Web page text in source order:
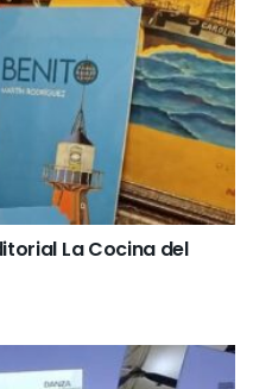
La Cocina del